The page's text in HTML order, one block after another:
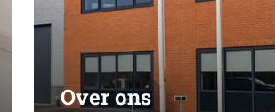
Over ons